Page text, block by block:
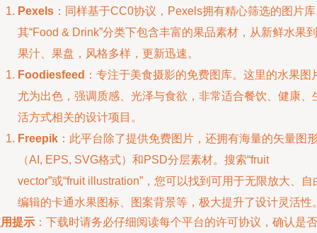
Pexels ：同样基于CC0协议，Pexels拥有精心筛选的图片
其“Food & Drink”分类下包含丰富的果品素材，从新鲜水果到
果汁、果盘，风格多样，更新迅速。
Foodiesfeed ：专注于美食摄影的免费图库。这里的水果图
尤为出色，强调质感、光泽与食欲，非常适合餐饮、健康、
活方式相关的设计项目。
Freepik ：此平台除了提供免费图片，还拥有海量的矢量图
（AI, EPS, SVG格式）和PSD分层素材。搜索“fruit
vector”或“fruit illustration”，您可以找到可用于无限放大、自
编辑的卡通水果图标、图案背景等，极大提升了设计灵活性
提示 ：下载时请务必仔细阅读每个平台的许可协议，确认是否